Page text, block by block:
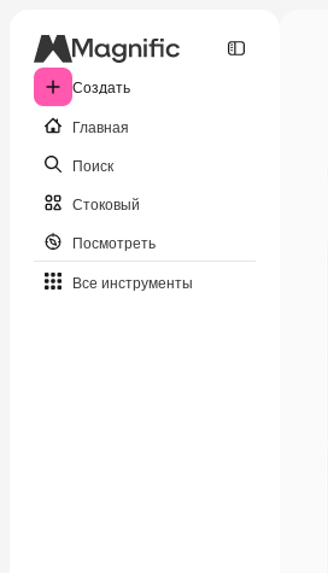
Создать
Главная
Поиск
Стоковый
Посмотреть
Все инструменты